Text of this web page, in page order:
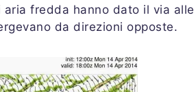
fredda hanno dato il via
da direzioni opposte.